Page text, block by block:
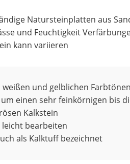
Natursteinplatten aus
und Feuchtigkeit
kann variieren
und gelblichen
einen sehr feinkörnigen bis
Kalkstein
leicht bearbeiten
als Kalktuff bezeichnet